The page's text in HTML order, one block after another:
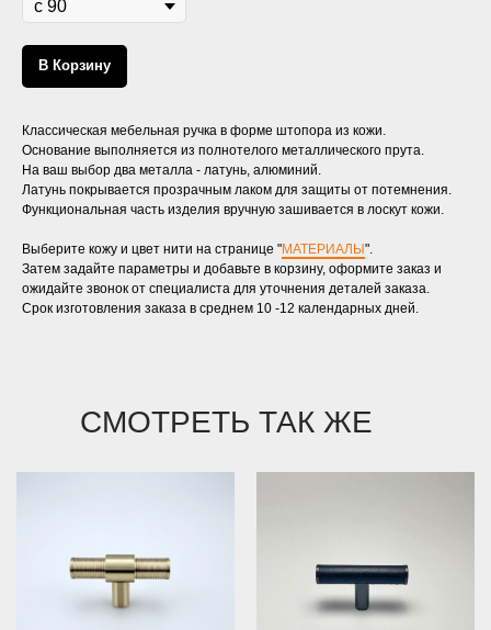
В Корзину
Классическая мебельная ручка в форме штопора из кожи.
Основание выполняется из полнотелого металлического прута.
На ваш выбор два металла - латунь, алюминий.
Латунь покрывается прозрачным лаком для защиты от потемнения.
Функциональная часть изделия вручную зашивается в лоскут кожи.
Выберите кожу и цвет нити на странице "МАТЕРИАЛЫ ".
Затем задайте параметры и добавьте в корзину, оформите заказ и
ожидайте звонок от специалиста для уточнения деталей заказа.
Срок изготовления заказа в среднем 10 -12 календарных дней.
СМОТРЕТЬ ТАК ЖЕ